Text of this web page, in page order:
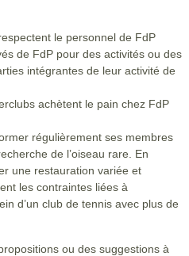
le personnel de FdP
de FdP pour des activités ou des
intégrantes de leur activité de
achètent le pain chez FdP
régulièrement ses membres
de l’oiseau rare. En
une restauration variée et
les contraintes liées à
d’un club de tennis avec plus de
ou des suggestions à